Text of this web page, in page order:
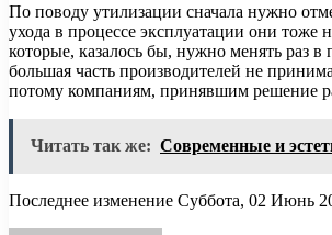
По поводу утилизации сначала нужно
ухода в процессе эксплуатации они тоже
которые, казалось бы, нужно менять раз
большая часть производителей не
потому компаниям, принявшим решение
Читать так же: Современные и
Последнее изменение Суббота, 02 Июнь